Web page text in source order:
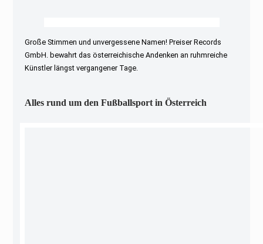
Große Stimmen und unvergessene Namen! Preiser Records
GmbH. bewahrt das österreichische Andenken an ruhmreiche
Künstler längst vergangener Tage.
Alles rund um den Fußballsport in Österreich